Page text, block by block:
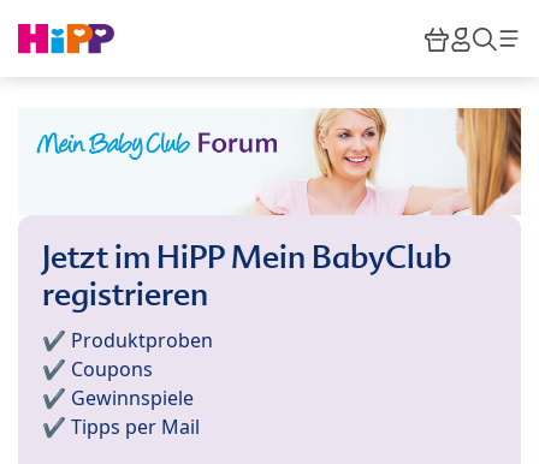
HiPP
Jetzt im HiPP Mein BabyClub
registrieren
✔️ Produktproben
✔️ Coupons
✔️ Gewinnspiele
✔️ Tipps per Mail